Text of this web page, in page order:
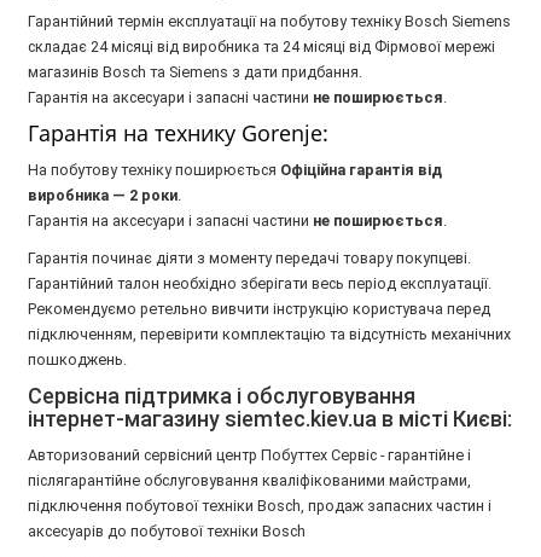
Гарантійний термін експлуатації на побутову техніку Bosch Siemens
складає 24 місяці від виробника та 24 місяці від Фірмової мережі
магазинів Bosch та Siemens з дати придбання.
Гарантія на аксесуари і запасні частини не поширюється
Гарантія на технику Gorenje:
На побутову техніку поширюється Oфіційна гарантія від
виробника — 2 роки
Гарантія на аксесуари і запасні частини не поширюється
Гарантія починає діяти з моменту передачі товару покупцеві.
Гарантійний талон необхідно зберігати весь період експлуатації.
Рекомендуємо ретельно вивчити інструкцію користувача перед
підключенням, перевірити комплектацію та відсутність механічних
пошкоджень.
Сервісна підтримка і обслуговування
інтернет-магазину siemtec.kiev.ua в місті Києві:
Авторизований сервісний центр Побуттех Сервіс - гарантійне і
післягарантійне обслуговування кваліфікованими майстрами,
підключення побутової техніки Bosch, продаж запасних частин і
аксесуарів до побутової техніки Bosch